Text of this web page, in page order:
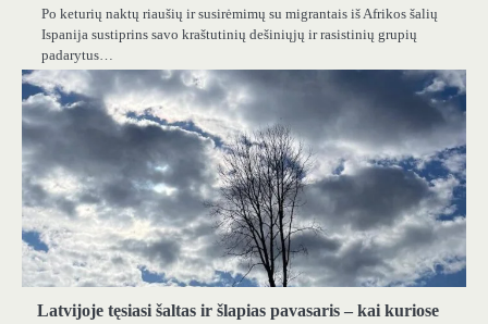
Po keturių naktų riaušių ir susirėmimų su migrantais iš Afrikos šalių
Ispanija sustiprins savo kraštutinių dešiniųjų ir rasistinių grupių
padarytus…
Latvijoje tęsiasi šaltas ir šlapias pavasaris – kai kuriose